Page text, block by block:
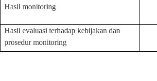
Hasil monitoring
Hasil evaluasi terhadap kebijakan dan
prosedur monitoring